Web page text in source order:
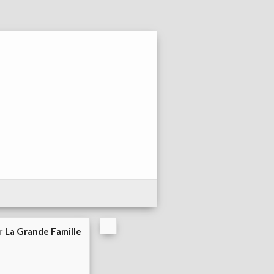
La Grande Famille